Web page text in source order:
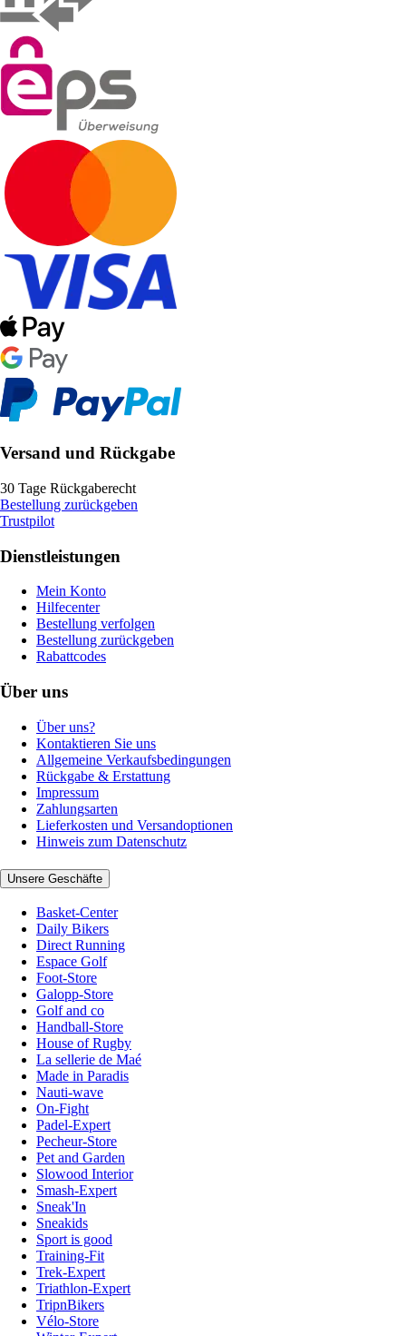
Versand und Rückgabe
30 Tage Rückgaberecht
Bestellung zurückgeben
Trustpilot
Dienstleistungen
Mein Konto
Hilfecenter
Bestellung verfolgen
Bestellung zurückgeben
Rabattcodes
Über uns
Über uns?
Kontaktieren Sie uns
Allgemeine Verkaufsbedingungen
Rückgabe & Erstattung
Impressum
Zahlungsarten
Lieferkosten und Versandoptionen
Hinweis zum Datenschutz
Unsere Geschäfte
Basket-Center
Daily Bikers
Direct Running
Espace Golf
Foot-Store
Galopp-Store
Golf and co
Handball-Store
House of Rugby
La sellerie de Maé
Made in Paradis
Nauti-wave
On-Fight
Padel-Expert
Pecheur-Store
Pet and Garden
Slowood Interior
Smash-Expert
Sneak'In
Sneakids
Sport is good
Training-Fit
Trek-Expert
Triathlon-Expert
TripnBikers
Vélo-Store